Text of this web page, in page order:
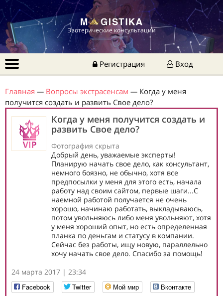
Эзотерические консультации
Регистрация Вход
Главная — Вопросы экстрасенсам — Когда у меня
получится создать и развить Свое дело?
Когда у меня получится создать и
развить Свое дело?
Фотография скрыта
Добрый день, уважаемые эксперты!
Планирую начать свое дело, как консультант,
немного боязно, не обычно, хотя все
предпосылки у меня для этого есть, начала
работу над своим сайтом, первые шаги...С
наемной работой получается не очень
хорошо, начинаю работать, выкладываюсь,
потом увольняюсь либо меня увольняют, хотя
у меня хороший опыт, но есть определенная
планка по деньгам и статусу в компании.
Сейчас без работы, ищу новую, параллельно
хочу начать свое дело. Спасибо за помощь!
24 марта 2017 | 23:34
Facebook
Twitter Мой мир
Вконтакте